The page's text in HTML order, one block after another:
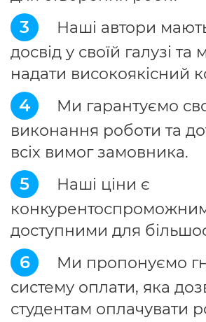
3
Наші автори
досвід у своїй галузі та
надати високоякісний
4
Ми гарантуємо
виконання роботи та
всіх вимог замовника.
5
Наші ціни є
доступними для
6
Ми пропонуємо
систему оплати, яка
студентам оплачувати